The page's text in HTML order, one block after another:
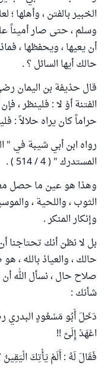
الخبير بالفتن ، وأهلها
وسلم ، حتى صار أميناً
أن يعيها ، ويحفظها ،
حالك أيها السائل ؟ .
قال حذيفة بن اليمان
الفتنة أوْ لا : فلينظر ،
حراماً كان يراه حلالاً :
المستدرك " ( 4 / 514 ) .
وهذا هو عين ما حصل
الثوب ، واللحية ،
وإنكار المنكر .
بل لا نظن أنك تحتاجنا
حالك ، والعياذ بالله ،
صلاح حال ، نسأل الله
شأنك :
دَخَلَ أَبُو مَسْعُودٍ البدري
اعْهَدْ إِلَىَّ !!
فَقَالَ لَهُ : أَلَمْ يَأْتِكَ